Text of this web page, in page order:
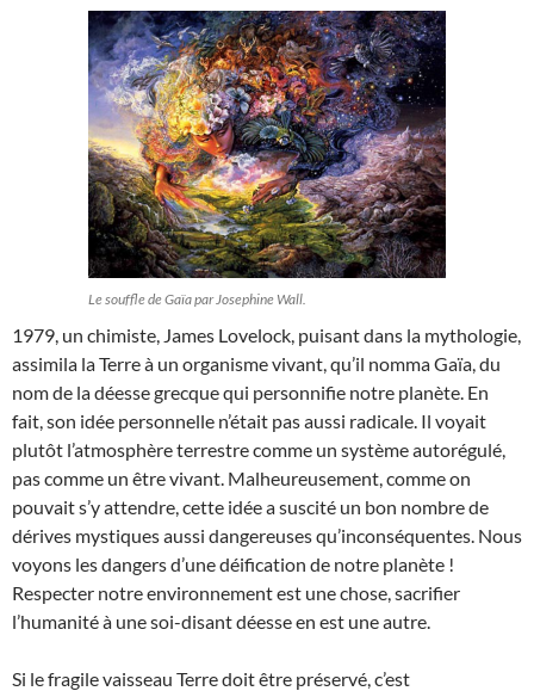
Le souffle de Gaïa par Josephine Wall.
1979, un chimiste, James Lovelock, puisant dans la mythologie,
assimila la Terre à un organisme vivant, qu’il nomma Gaïa, du
nom de la déesse grecque qui personnifie notre planète. En
fait, son idée personnelle n’était pas aussi radicale. Il voyait
plutôt l’atmosphère terrestre comme un système autorégulé,
pas comme un être vivant. Malheureusement, comme on
pouvait s’y attendre, cette idée a suscité un bon nombre de
dérives mystiques aussi dangereuses qu’inconséquentes. Nous
voyons les dangers d’une déification de notre planète !
Respecter notre environnement est une chose, sacrifier
l’humanité à une soi-disant déesse en est une autre.
Si le fragile vaisseau Terre doit être préservé, c’est